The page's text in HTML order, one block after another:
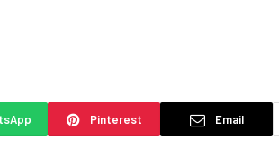
Pinterest Email